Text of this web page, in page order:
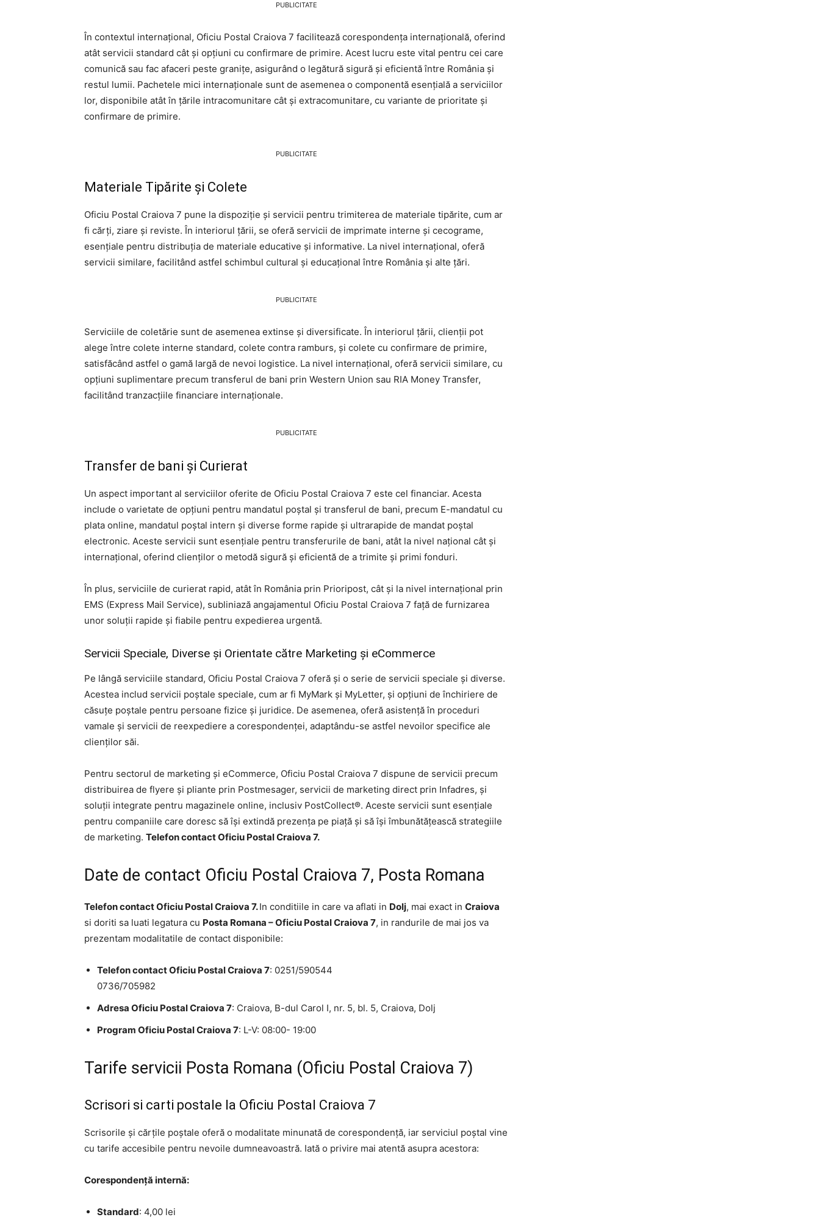
PUBLICITATE
În contextul internațional, Oficiu Postal Craiova 7 facilitează corespondența internațională, oferind
atât servicii standard cât și opțiuni cu confirmare de primire. Acest lucru este vital pentru cei care
comunică sau fac afaceri peste granițe, asigurând o legătură sigură și eficientă între România și
restul lumii. Pachetele mici internaționale sunt de asemenea o componentă esențială a serviciilor
lor, disponibile atât în țările intracomunitare cât și extracomunitare, cu variante de prioritate și
confirmare de primire.
PUBLICITATE
Materiale Tipărite și Colete
Oficiu Postal Craiova 7 pune la dispoziție și servicii pentru trimiterea de materiale tipărite, cum ar
fi cărți, ziare și reviste. În interiorul țării, se oferă servicii de imprimate interne și cecograme,
esențiale pentru distribuția de materiale educative și informative. La nivel internațional, oferă
servicii similare, facilitând astfel schimbul cultural și educațional între România și alte țări.
PUBLICITATE
Serviciile de coletărie sunt de asemenea extinse și diversificate. În interiorul țării, clienții pot
alege între colete interne standard, colete contra ramburs, și colete cu confirmare de primire,
satisfăcând astfel o gamă largă de nevoi logistice. La nivel internațional, oferă servicii similare, cu
opțiuni suplimentare precum transferul de bani prin Western Union sau RIA Money Transfer,
facilitând tranzacțiile financiare internaționale.
PUBLICITATE
Transfer de bani și Curierat
Un aspect important al serviciilor oferite de Oficiu Postal Craiova 7 este cel financiar. Acesta
include o varietate de opțiuni pentru mandatul poștal și transferul de bani, precum E-mandatul cu
plata online, mandatul poștal intern și diverse forme rapide și ultrarapide de mandat poștal
electronic. Aceste servicii sunt esențiale pentru transferurile de bani, atât la nivel național cât și
internațional, oferind clienților o metodă sigură și eficientă de a trimite și primi fonduri.
În plus, serviciile de curierat rapid, atât în România prin Prioripost, cât și la nivel internațional prin
EMS (Express Mail Service), subliniază angajamentul Oficiu Postal Craiova 7 față de furnizarea
unor soluții rapide și fiabile pentru expedierea urgentă.
Servicii Speciale, Diverse și Orientate către Marketing și eCommerce
Pe lângă serviciile standard, Oficiu Postal Craiova 7 oferă și o serie de servicii speciale și diverse.
Acestea includ servicii poștale speciale, cum ar fi MyMark și MyLetter, și opțiuni de închiriere de
căsuțe poștale pentru persoane fizice și juridice. De asemenea, oferă asistență în proceduri
vamale și servicii de reexpediere a corespondenței, adaptându-se astfel nevoilor specifice ale
clienților săi.
Pentru sectorul de marketing și eCommerce, Oficiu Postal Craiova 7 dispune de servicii precum
distribuirea de flyere și pliante prin Postmesager, servicii de marketing direct prin Infadres, și
soluții integrate pentru magazinele online, inclusiv PostCollect®. Aceste servicii sunt esențiale
pentru companiile care doresc să își extindă prezența pe piață și să își îmbunătățească strategiile
de marketing. Telefon contact Oficiu Postal Craiova 7.
Date de contact Oficiu Postal Craiova 7, Posta Romana
Telefon contact Oficiu Postal Craiova 7.In conditiile in care va aflati in Dolj, mai exact in Craiova
si doriti sa luati legatura cu Posta Romana – Oficiu Postal Craiova 7, in randurile de mai jos va
prezentam modalitatile de contact disponibile:
Telefon contact Oficiu Postal Craiova 7: 0251/590544
0736/705982
Adresa Oficiu Postal Craiova 7: Craiova, B-dul Carol I, nr. 5, bl. 5, Craiova, Dolj
Program Oficiu Postal Craiova 7: L-V: 08:00- 19:00
Tarife servicii Posta Romana (Oficiu Postal Craiova 7)
Scrisori si carti postale la Oficiu Postal Craiova 7
Scrisorile și cărțile poștale oferă o modalitate minunată de corespondență, iar serviciul poștal vine
cu tarife accesibile pentru nevoile dumneavoastră. Iată o privire mai atentă asupra acestora:
Corespondență internă:
Standard: 4,00 lei